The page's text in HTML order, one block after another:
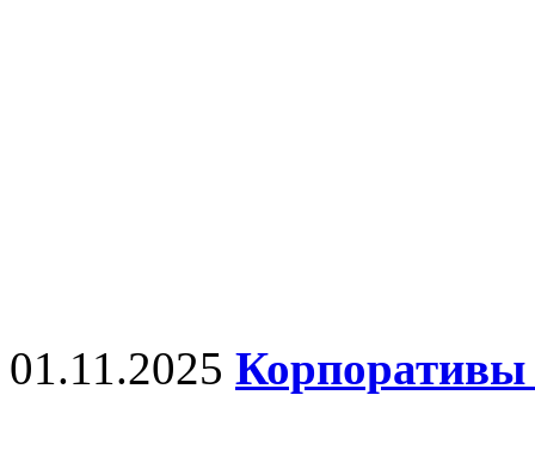
01.11.2025 Корпоративы